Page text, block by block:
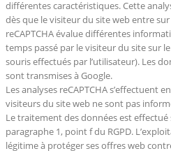
différentes caractéristiques. Cette
dès que le visiteur du site web entre sur
reCAPTCHA évalue différentes
temps passé par le visiteur du site sur
souris effectués par l’utilisateur). Les
sont transmises à Google.
Les analyses reCAPTCHA s’effectuent
visiteurs du site web ne sont pas
Le traitement des données est effectué
paragraphe 1, point f du RGPD.
légitime à protéger ses offres web